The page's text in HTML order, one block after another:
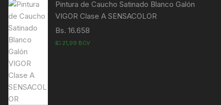
Pintura de Caucho Satinado Blanco Galón
VIGOR Clase A SENSACOLOR
Bs. 16.658
💵 21,99 BCV